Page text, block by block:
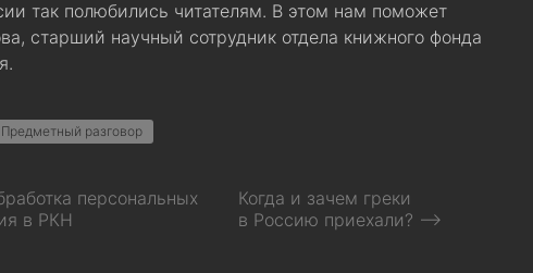
так полюбились читателям. В этом нам поможет
старший научный сотрудник отдела книжного фонда
Предметный разговор
персональных
в РКН
Когда и зачем греки
в Россию приехали? ⟶